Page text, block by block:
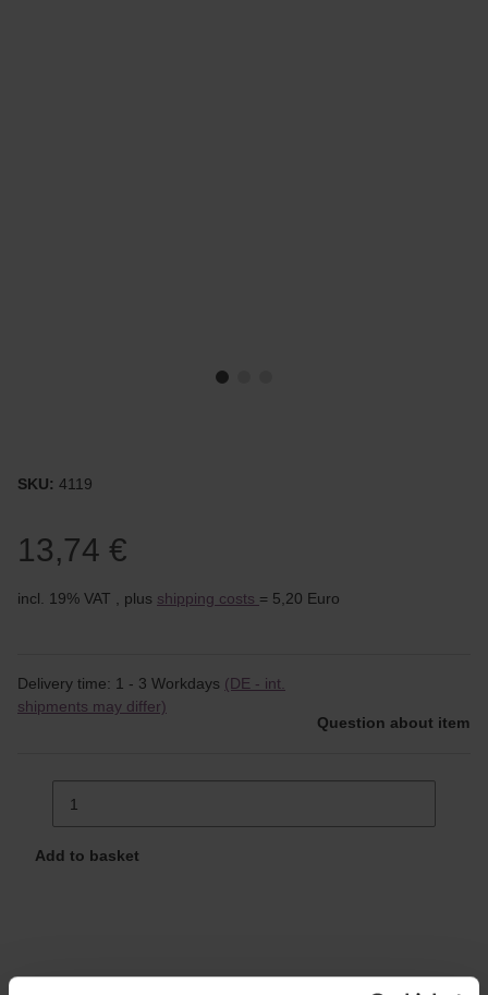
SKU: 4119
13,74 €
incl. 19% VAT , plus shipping costs = 5,20 Euro
Delivery time: 1 - 3 Workdays (DE - int.
shipments may differ)
Question about item
Add to basket